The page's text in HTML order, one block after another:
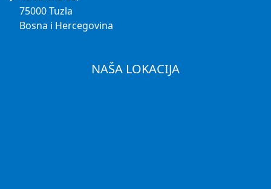
75000 Tuzla
Bosna i Hercegovina
NAŠA LOKACIJA